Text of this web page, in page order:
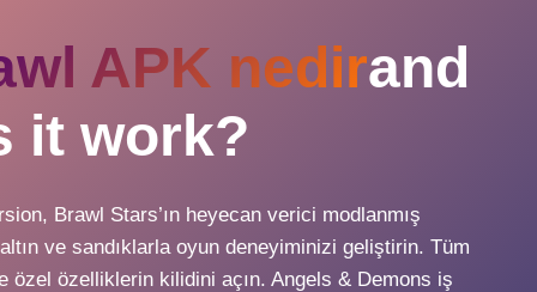
APK nedirand
it work?
Brawl Stars’ın heyecan verici modlanmış
ve sandıklarla oyun deneyiminizi geliştirin. Tüm
özel özelliklerin kilidini açın. Angels & Demons iş